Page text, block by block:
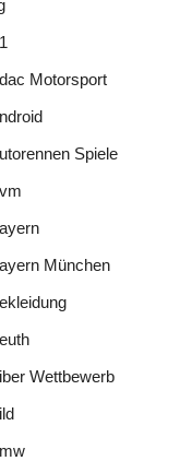
Motorsport
Spiele
München
Wettbewerb